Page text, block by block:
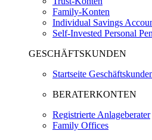
Family-Konten
Individual Savings
Self-Invested Personal
GESCHÄFTSKUNDEN
Startseite
BERATERKONTEN
Registrierte Anlageberater
Family Offices